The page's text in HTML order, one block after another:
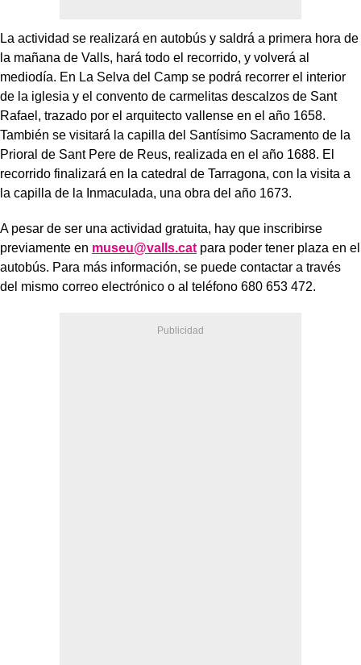
La actividad se realizará en autobús y saldrá a primera hora de
la mañana de Valls, hará todo el recorrido, y volverá al
mediodía. En La Selva del Camp se podrá recorrer el interior
de la iglesia y el convento de carmelitas descalzos de Sant
Rafael, trazado por el arquitecto vallense en el año 1658.
También se visitará la capilla del Santísimo Sacramento de la
Prioral de Sant Pere de Reus, realizada en el año 1688. El
recorrido finalizará en la catedral de Tarragona, con la visita a
la capilla de la Inmaculada, una obra del año 1673.
A pesar de ser una actividad gratuita, hay que inscribirse
previamente en museu@valls.cat para poder tener plaza en el
autobús. Para más información, se puede contactar a través
del mismo correo electrónico o al teléfono 680 653 472.